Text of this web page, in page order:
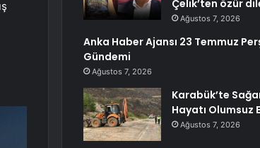
Çelik’ten özür
Ağustos 7, 2026
Anka Haber Ajansı 23 Temmuz
Gündemi
Ağustos 7, 2026
Karabük’te
Hayatı Olumsuz
Ağustos 7, 2026